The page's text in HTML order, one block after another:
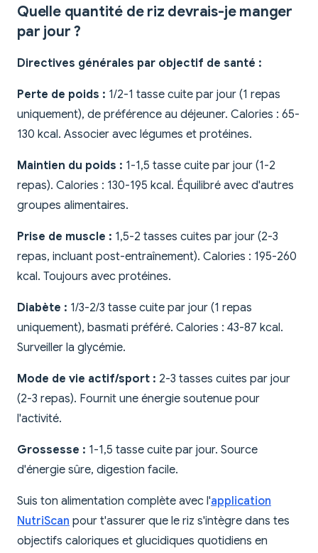
Quelle quantité de riz devrais-je manger
par jour ?
Directives générales par objectif de santé :
Perte de poids : 1/2-1 tasse cuite par jour (1 repas
uniquement), de préférence au déjeuner. Calories : 65-
130 kcal. Associer avec légumes et protéines.
Maintien du poids : 1-1,5 tasse cuite par jour (1-2
repas). Calories : 130-195 kcal. Équilibré avec d'autres
groupes alimentaires.
Prise de muscle : 1,5-2 tasses cuites par jour (2-3
repas, incluant post-entraînement). Calories : 195-260
kcal. Toujours avec protéines.
Diabète : 1/3-2/3 tasse cuite par jour (1 repas
uniquement), basmati préféré. Calories : 43-87 kcal.
Surveiller la glycémie.
Mode de vie actif/sport : 2-3 tasses cuites par jour
(2-3 repas). Fournit une énergie soutenue pour
l'activité.
Grossesse : 1-1,5 tasse cuite par jour. Source
d'énergie sûre, digestion facile.
Suis ton alimentation complète avec l'application
NutriScan pour t'assurer que le riz s'intègre dans tes
objectifs caloriques et glucidiques quotidiens en